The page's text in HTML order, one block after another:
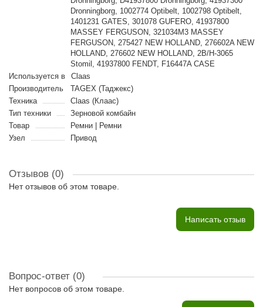
Dronningborg, 1002774 Optibelt, 1002798 Optibelt,
1401231 GATES, 301078 GUFERO, 41937800
MASSEY FERGUSON, 321034M3 MASSEY
FERGUSON, 275427 NEW HOLLAND, 276602A NEW
HOLLAND, 276602 NEW HOLLAND, 2B/H-3065
Stomil, 41937800 FENDT, F16447A CASE
Используется в
Claas
Производитель
TAGEX (Таджекс)
Техника
Claas (Клаас)
Тип техники
Зерновой комбайн
Товар
Ремни | Ремни
Узел
Привод
Отзывов (0)
Нет отзывов об этом товаре.
Написать отзыв
Вопрос-ответ (0)
Нет вопросов об этом товаре.